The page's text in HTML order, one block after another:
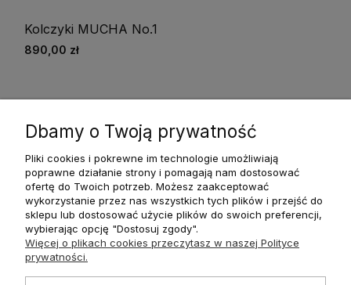
Kolczyki MUCHA No.1
890,00 zł
O nas
Płatności i dostawa
Dbamy o Twoją prywatność
Pliki cookies i pokrewne im technologie umożliwiają
poprawne działanie strony i pomagają nam dostosować
ofertę do Twoich potrzeb. Możesz zaakceptować
wykorzystanie przez nas wszystkich tych plików i przejść do
sklepu lub dostosować użycie plików do swoich preferencji,
wybierając opcję "Dostosuj zgody".
Więcej o plikach cookies przeczytasz w naszej Polityce
prywatności.